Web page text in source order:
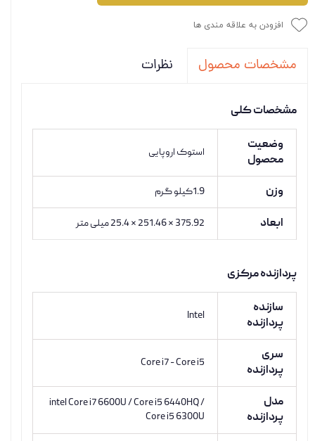
افزودن به علاقه مندی ها
مشخصات محصول نظرات
مشخصات کلی
وضعیت
محصول
استوک اروپایی
وزن 1.9کیلو گرم
ابعاد 375.92 * 251.46 * 25.4 میلی متر
پردازنده مرکزی
سازنده
پردازنده
Intel
سری
پردازنده
Core i7 - Core i5
مدل
پردازنده
intel Core i7 6600U / Core i5 6440HQ /
Core i5 6300U